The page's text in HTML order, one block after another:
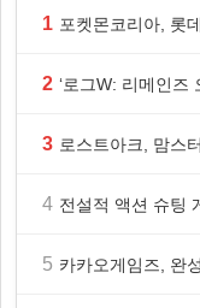
1
2 ‘로그W: 리메인즈
3
4
5